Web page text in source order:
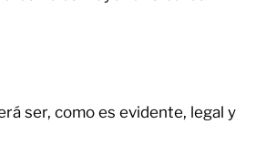
ser, como es evidente, legal y